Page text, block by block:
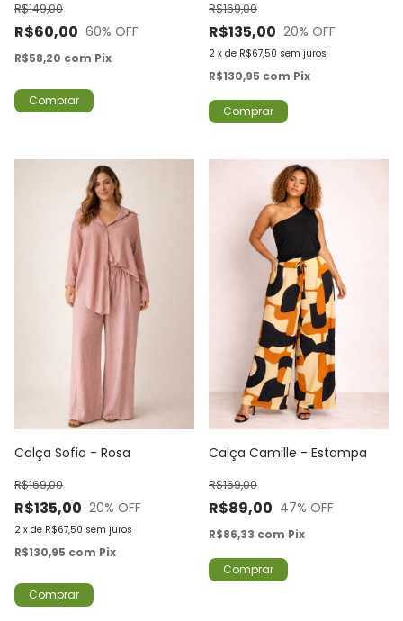
R$60,00
R$149,00
60% OFF
R$58,20 com Pix
Comprar
R$135,00
R$169,00
20% OFF
2 x de R$67,50 sem juros
R$130,95 com Pix
Comprar
Calça Sofia - Rosa
R$135,00
R$169,00
20% OFF
2 x de R$67,50 sem juros
R$130,95 com Pix
Comprar
Calça Camille - Estampa
R$89,00
R$169,00
47% OFF
R$86,33 com Pix
Comprar